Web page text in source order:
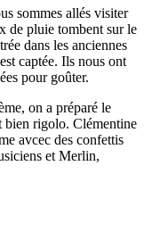
sommes allés visiter
de pluie tombent sur le
dans les anciennes
captée. Ils nous ont
pour goûter.
on a préparé le
bien rigolo. Clémentine
avcec des confettis
et Merlin,